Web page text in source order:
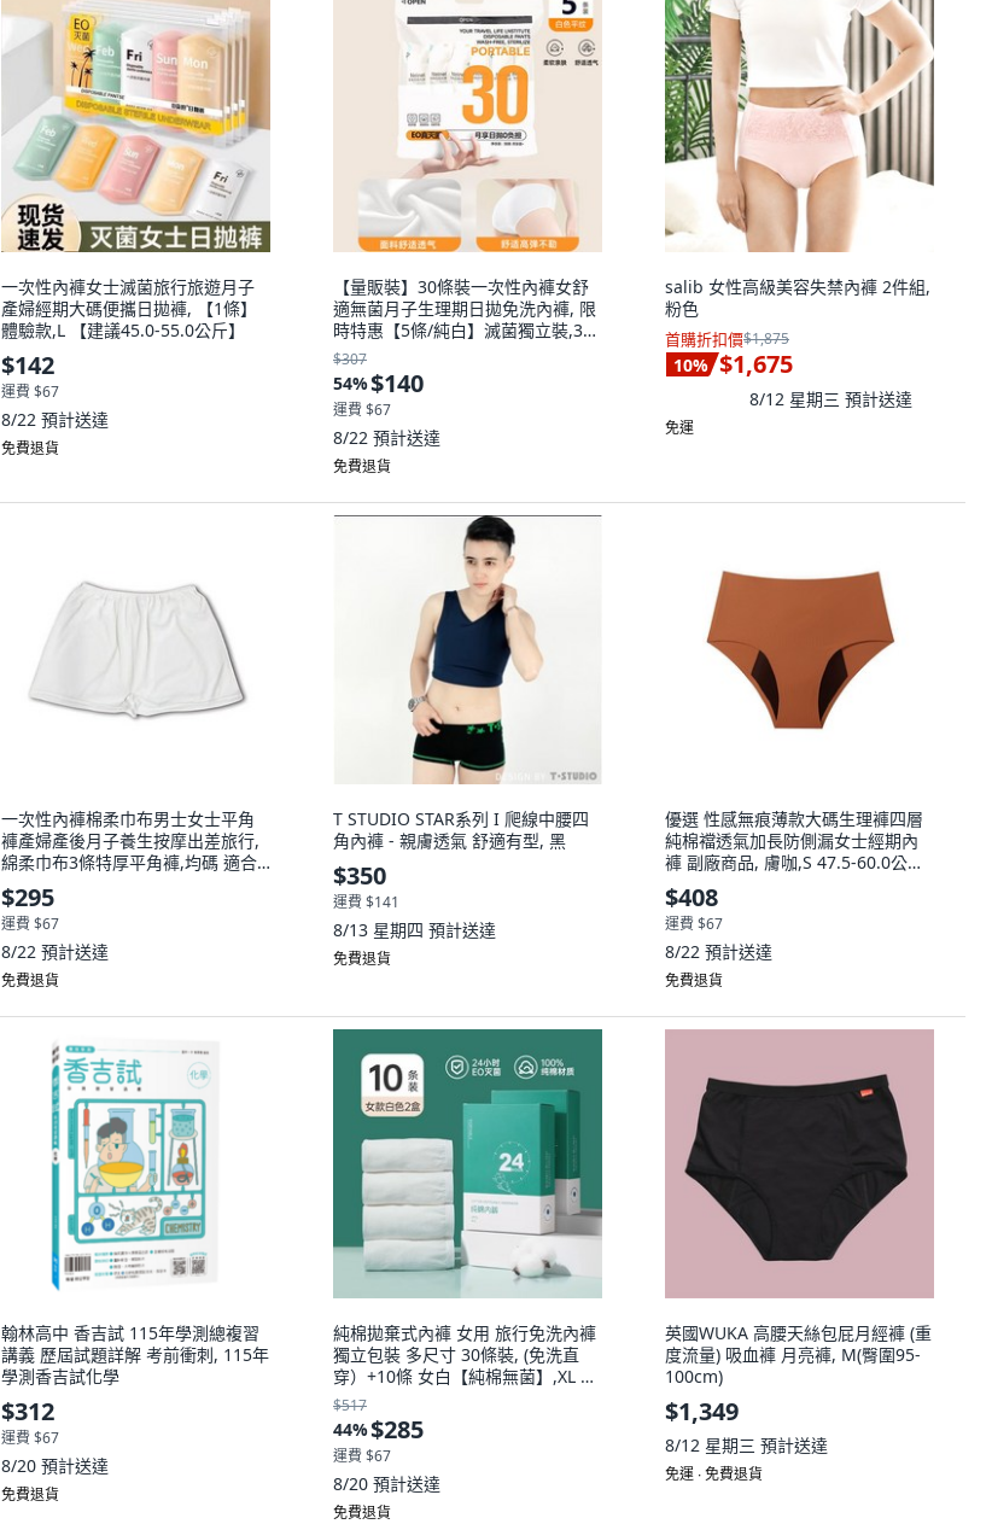
一次性內褲女士滅菌旅行旅遊月子
產婦經期大碼便攜日拋褲, 【1條】
體驗款,L 【建議45.0-55.0公斤】
$142
運費 $67
8/22 預計送達
免費退貨
【量販裝】30條裝一次性內褲女舒
適無菌月子生理期日拋免洗內褲, 限
時特惠【5條/純白】滅菌獨立裝,3XL
【75.0-90.0公斤】, 限時特惠【5條/
純白】滅菌獨立裝
$307
54%$140
運費 $67
8/22 預計送達
免費退貨
salib 女性高級美容失禁內褲 2件組,
粉色
首購折扣價$1,875
10% $1,675
8/12 星期三 預計送達
免運
一次性內褲棉柔巾布男士女士平角
褲產婦產後月子養生按摩出差旅行,
綿柔巾布3條特厚平角褲,均碼 適合
100-280
$295
運費 $67
8/22 預計送達
免費退貨
T STUDIO STAR系列 I 爬線中腰四
角內褲 - 親膚透氣 舒適有型, 黑
$350
運費 $141
8/13 星期四 預計送達
免費退貨
優選 性感無痕薄款大碼生理褲四層
純棉襠透氣加長防側漏女士經期內
褲 副廠商品, 膚咖,S 47.5-60.0公斤,
膚咖
$408
運費 $67
8/22 預計送達
免費退貨
翰林高中 香吉試 115年學測總複習
講義 歷屆試題詳解 考前衝刺, 115年
學測香吉試化學
$312
運費 $67
8/20 預計送達
免費退貨
純棉拋棄式內褲 女用 旅行免洗內褲
獨立包裝 多尺寸 30條裝, (免洗直
穿）+10條 女白【純棉無菌】,XL 建
議 75.0公斤以下【諮詢客服】, 白,
XL
$517
44%$285
運費 $67
8/20 預計送達
免費退貨
英國WUKA 高腰天絲包屁月經褲 (重
度流量) 吸血褲 月亮褲, M(臀圍95-
100cm)
$1,349
8/12 星期三 預計送達
免運 ∙ 免費退貨